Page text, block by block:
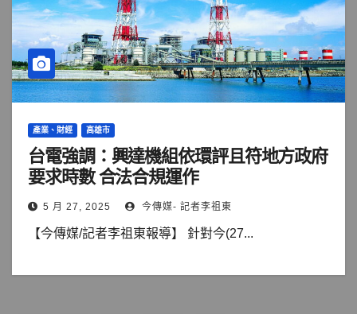
產業、財經 高雄市
台電強調：興達機組依環評且符地方政府
要求時數 合法合規運作
5 月 27, 2025 今傳媒- 記者李祖東
【今傳媒/記者李祖東報導】 針對今(27...